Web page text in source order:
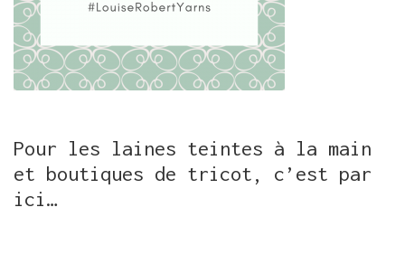
Pour les laines teintes à la main
et boutiques de tricot, c’est par
ici…